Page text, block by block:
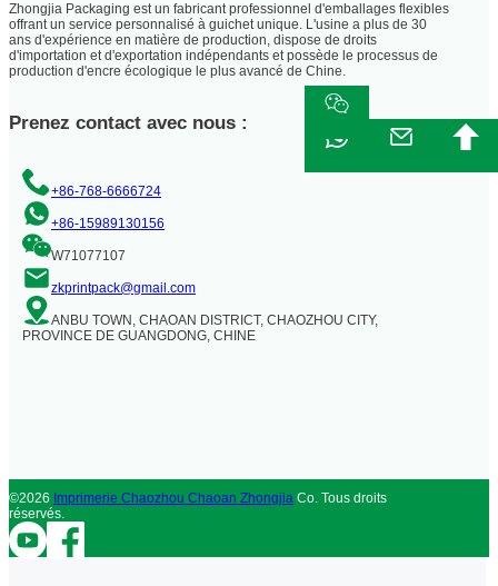
Zhongjia Packaging est un fabricant professionnel d'emballages flexibles
offrant un service personnalisé à guichet unique. L'usine a plus de 30
ans d'expérience en matière de production, dispose de droits
d'importation et d'exportation indépendants et possède le processus de
production d'encre écologique le plus avancé de Chine.
Prenez contact avec nous :
+86-768-6666724
+86-15989130156
W71077107
zkprintpack@gmail.com
ANBU TOWN, CHAOAN DISTRICT, CHAOZHOU CITY,
PROVINCE DE GUANGDONG, CHINE
©2026 Imprimerie Chaozhou Chaoan Zhongjia Co. Tous droits
réservés.